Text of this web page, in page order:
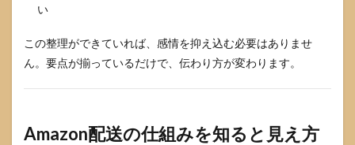
い
この整理ができていれば、感情を抑え込む必要はありませ
ん。要点が揃っているだけで、伝わり方が変わります。
Amazon配送の仕組みを知ると見え方